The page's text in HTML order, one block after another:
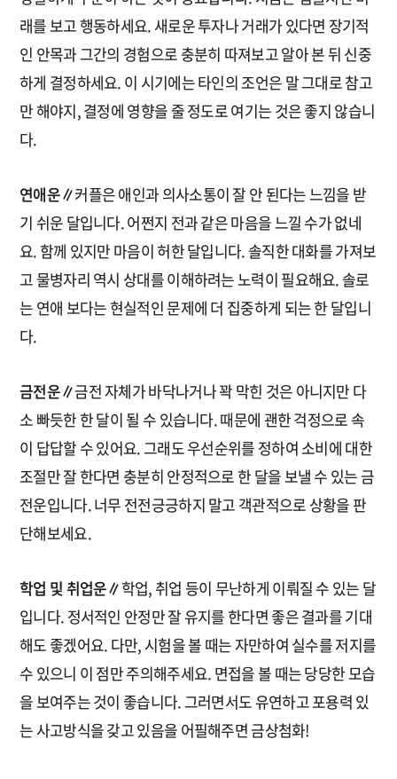
래를 보고 행동하세요. 새로운 투자나 거래가 있다면 장기적
인 안목과 그간의 경험으로 충분히 따져보고 알아 본 뒤 신중
하게 결정하세요. 이 시기에는 타인의 조언은 말 그대로 참고
만 해야지, 결정에 영향을 줄 정도로 여기는 것은 좋지 않습니
다.
연애운∥커플은 애인과 의사소통이 잘 안 된다는 느낌을 받
기 쉬운 달입니다. 어쩐지 전과 같은 마음을 느낄 수가 없네
요. 함께 있지만 마음이 허한 달입니다. 솔직한 대화를 가져보
고 물병자리 역시 상대를 이해하려는 노력이 필요해요. 솔로
는 연애 보다는 현실적인 문제에 더 집중하게 되는 한 달입니
다.
금전운∥금전 자체가 바닥나거나 꽉 막힌 것은 아니지만 다
소 빠듯한 한 달이 될 수 있습니다. 때문에 괜한 걱정으로 속
이 답답할 수 있어요. 그래도 우선순위를 정하여 소비에 대한
조절만 잘 한다면 충분히 안정적으로 한 달을 보낼 수 있는 금
전운입니다. 너무 전전긍긍하지 말고 객관적으로 상황을 판
단해보세요.
학업 및 취업운∥학업, 취업 등이 무난하게 이뤄질 수 있는 달
입니다. 정서적인 안정만 잘 유지를 한다면 좋은 결과를 기대
해도 좋겠어요. 다만, 시험을 볼 때는 자만하여 실수를 저지를
수 있으니 이 점만 주의해주세요. 면접을 볼 때는 당당한 모습
을 보여주는 것이 좋습니다. 그러면서도 유연하고 포용력 있
는 사고방식을 갖고 있음을 어필해주면 금상첨화!